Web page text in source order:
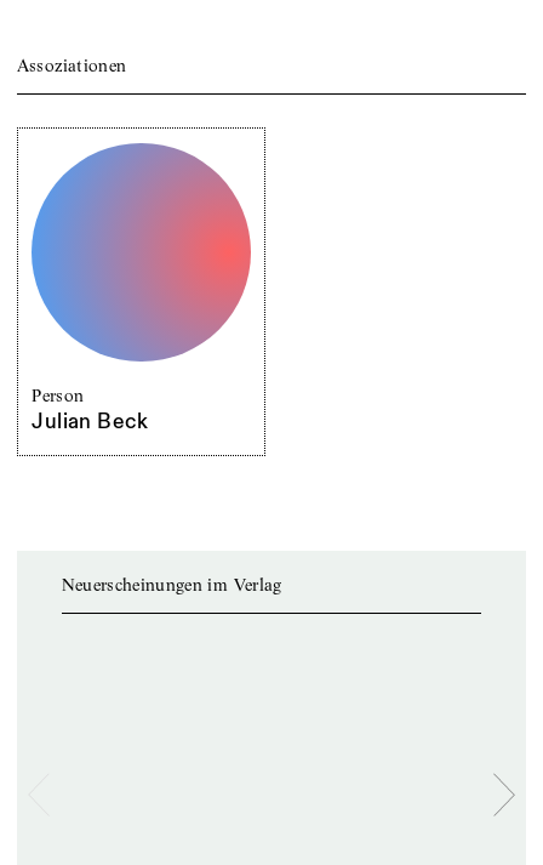
Assoziationen
Person
Julian Beck
Neuerscheinungen im Verlag